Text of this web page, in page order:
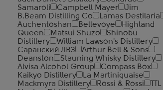
Samaroli
Campbell Mayer
Jim
B.Beam Distilling Co
Lamas Destilaria
Auchentoshan
Bellevoye
Highland
Queen
Matsui Shuzo
Shinobu
Distillery
William Lawson's Distillery
Саранский ЛВЗ
Arthur Bell & Sons
Deanston
Stauning Whisky Distillery
Alvisa Alcohol Group
Compass Box
Kaikyo Distillery
La Martiniquaise
Mackmyra Distillery
Rossi & Rossi
TTL